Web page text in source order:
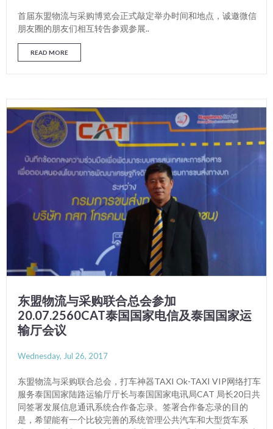
首届东盟物流与采购博览会正式敲定举办时间和地点，诚邀微信
朋友圈的朋友们相互转告参观参展..
READ MORE
东盟物流与采购联合总会参加
20.07.2560CAT泰国国家电信及泰国国家运
输厅会议
Wednesday, Jul 26, 2017
东盟物流与采购联合总会，打车神器TAXI Ok-TAXI VIP网络打车
服务泰国国家陆路运输厅厅长与泰国国家电讯局CAT 局长20日共
同签署发展信息通讯系统合作备忘录。签署合作备忘录的目的
是，希望能有一个比较完善的系统管理公共汽车和大型货车系